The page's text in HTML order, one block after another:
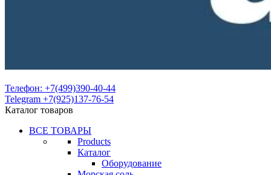
Телефон: +7(499)390-40-44
Telegram +7(925)137-76-54
Каталог товаров
ВСЕ ТОВАРЫ
Products
Каталог
Оборудование